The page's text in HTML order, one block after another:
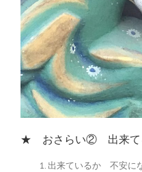
★ おさらい② 出来て
出来ているか 不安に